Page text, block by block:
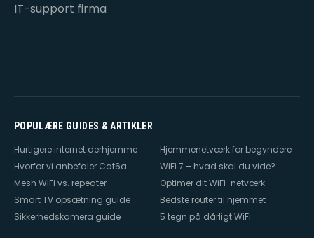
IT-support firma
POPULÆRE GUIDES & ARTIKLER
Hurtigere internet derhjemme
Hjemmenetværk for begyndere
Hvorfor vi anbefaler Cat6a
WiFi 7 – hvad skal du vide?
Mesh WiFi vs. repeater
Optimer dit WiFi-netværk
Smart TV opsætning guide
Bedste router til hjemmet
Sikkerhedskamera guide
5 tegn på dårligt WiFi